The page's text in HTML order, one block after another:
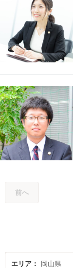
前へ
エリア 岡山県